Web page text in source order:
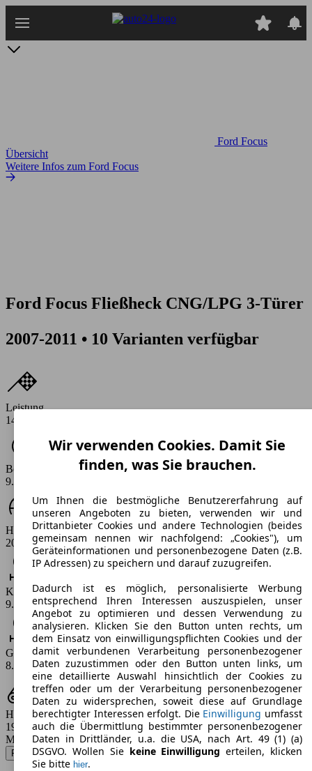
Hauptinhalt
Ford Focus
Übersicht
Weitere Infos zum Ford Focus
Ford Focus Fließheck CNG/LPG 3-Türer
2007-2011 • 10 Varianten verfügbar
Leistung
145 PS
Beschleunigung (0-100 km/h)
9.2 s
Höchstgeschwindigkeit (km/h)
206 km/h
Kraftstoff-Verbrauch
9.8 l/100km
Gas-Verbrauch
8.8 - 13 m³/100km
Hubraum
1999 ccm
Modellbezeichnung:
Focus 2.0 16V CNG Style+ - 107 KW (145 PS) (2009/09 - 2010/06)▼
Wir verwenden Cookies. Damit Sie
finden, was Sie brauchen.
Um Ihnen die bestmögliche Benutzererfahrung auf
unseren Angeboten zu bieten, verwenden wir und
Drittanbieter Cookies und andere Technologien (beides
gemeinsam nennen wir nachfolgend: „Cookies"), um
Geräteinformationen und personenbezogene Daten (z.B.
IP Adressen) zu speichern und darauf zuzugreifen.
Dadurch ist es möglich, personalisierte Werbung
entsprechend Ihren Interessen auszuspielen, unser
Angebot zu optimieren und dessen Verwendung zu
analysieren. Klicken Sie den Button unten rechts, um
dem Einsatz von einwilligungspflichten Cookies und der
damit verbundenen Verarbeitung personenbezogener
Daten zuzustimmen oder den Button unten links, um
eine detaillierte Auswahl hinsichtlich der Cookies zu
treffen oder um der Verarbeitung personenbezogener
Daten zu widersprechen, soweit diese auf Grundlage
berechtigter Interessen erfolgt. Die Einwilligung umfasst
auch die Übermittlung bestimmter personenbezogener
Daten in Drittländer, u.a. die USA, nach Art. 49 (1) (a)
DSGVO. Wollen Sie keine Einwilligung erteilen, klicken
Sie bitte hier.